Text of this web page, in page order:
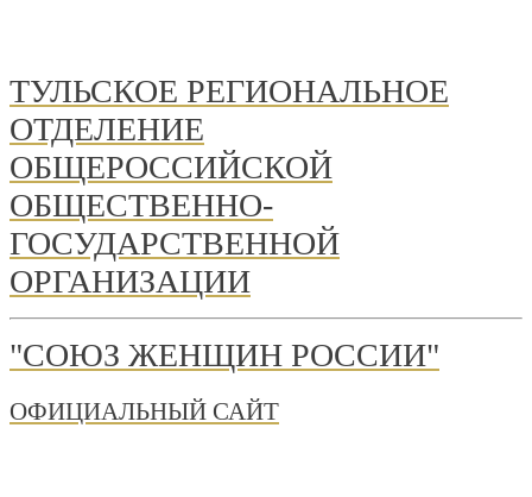
ТУЛЬСКОЕ РЕГИОНАЛЬНОЕ
ОТДЕЛЕНИЕ
ОБЩЕРОССИЙСКОЙ
ОБЩЕСТВЕННО-
ГОСУДАРСТВЕННОЙ
ОРГАНИЗАЦИИ
"СОЮЗ ЖЕНЩИН РОССИИ"
ОФИЦИАЛЬНЫЙ САЙТ